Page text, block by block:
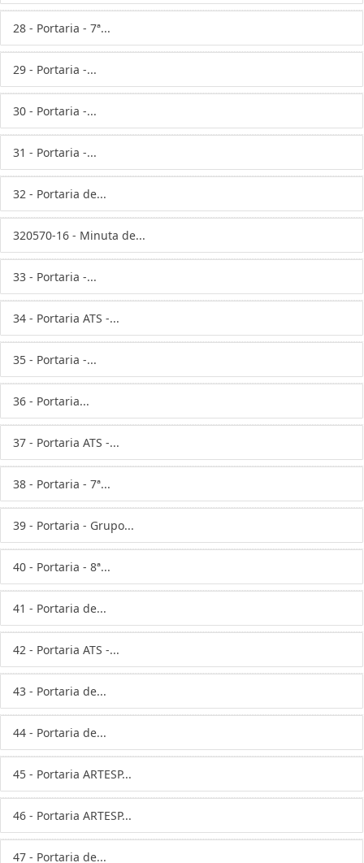
28 - Portaria - 7ª...
29 - Portaria -...
30 - Portaria -...
31 - Portaria -...
32 - Portaria de...
320570-16 - Minuta de...
33 - Portaria -...
34 - Portaria ATS -...
35 - Portaria -...
36 - Portaria...
37 - Portaria ATS -...
38 - Portaria - 7ª...
39 - Portaria - Grupo...
40 - Portaria - 8ª...
41 - Portaria de...
42 - Portaria ATS -...
43 - Portaria de...
44 - Portaria de...
45 - Portaria ARTESP...
46 - Portaria ARTESP...
47 - Portaria de...